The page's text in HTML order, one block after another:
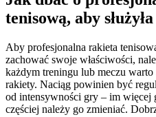
tenisową, aby
Aby profesjonalna rakieta
zachować swoje właściwości,
każdym treningu lub meczu
rakiety. Naciąg powinien być
od intensywności gry – im więcej
częściej należy go zmieniać.